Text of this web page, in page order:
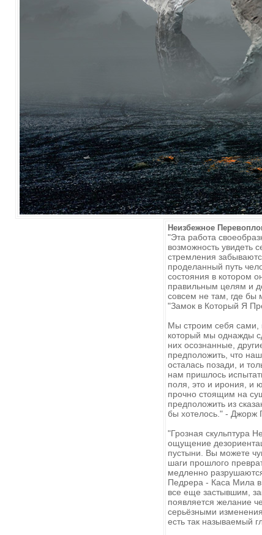
Неизбежное
"Эта работа
возможность увидеть
стремления
проделанный путь
состояния в котором
правильным целям и
совсем не там, где бы
"Замок в Который Я
Мы строим себя сами,
который мы однажды
них осознанные,
предположить, что
осталась позади, и
нам пришлось
поля, это и ирония, и
прочно стоящим на
предположить из
бы хотелось." - Джорж
"Грозная скульптура
ощущение
пустыни. Вы можете
шаги прошлого
медленно
Педрера - Каса Мила
все еще застывшим,
появляется желание
серьёзными
есть так называемый